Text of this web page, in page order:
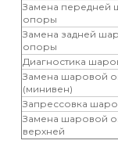
Замена передней
опоры
Замена задней
опоры
Диагностика
Замена шаровой
(минивен)
Запрессовка
Замена шаровой
верхней